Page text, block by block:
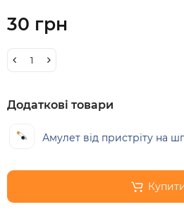
30 грн
Додаткові товари
Амулет від пристріту на